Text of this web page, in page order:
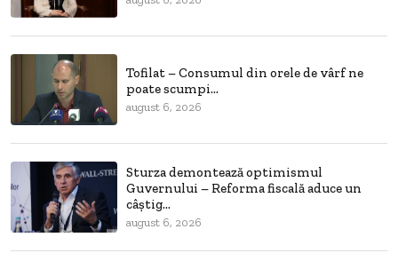
Tofilat – Consumul din orele de vârf ne
poate scumpi...
august 6, 2026
Sturza demontează optimismul
Guvernului – Reforma fiscală aduce un
câștig...
august 6, 2026